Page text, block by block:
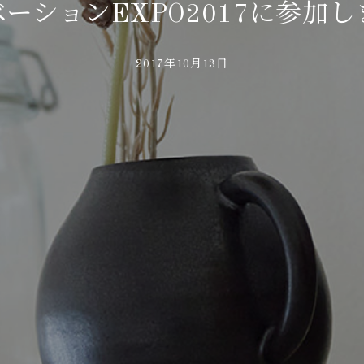
ーションEXPO2017に参加し
2017年10月13日